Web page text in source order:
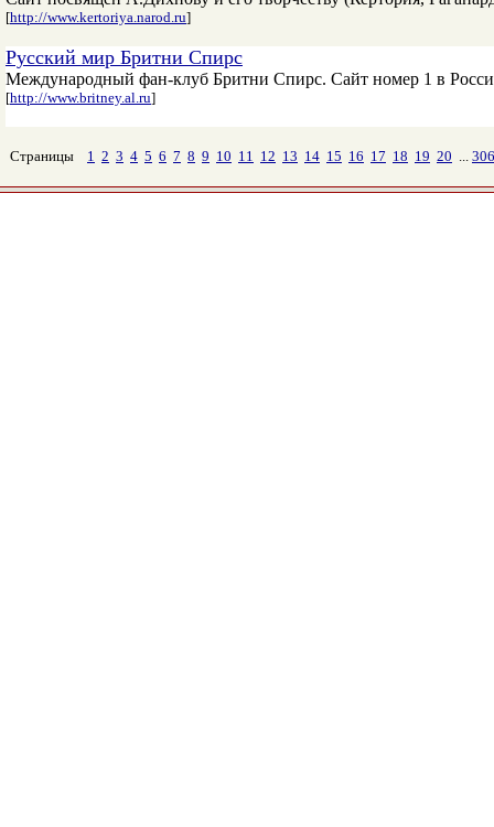
[http://www.kertoriya.narod.ru]
Русский мир Бритни Спирс
Международный фан-клуб Бритни Спирс. Сайт номер 1 в
[http://www.britney.al.ru]
Страницы 1 2 3 4 5 6 7 8 9 10 11 12 13 14 15 16 17 18 19 20 ... 306